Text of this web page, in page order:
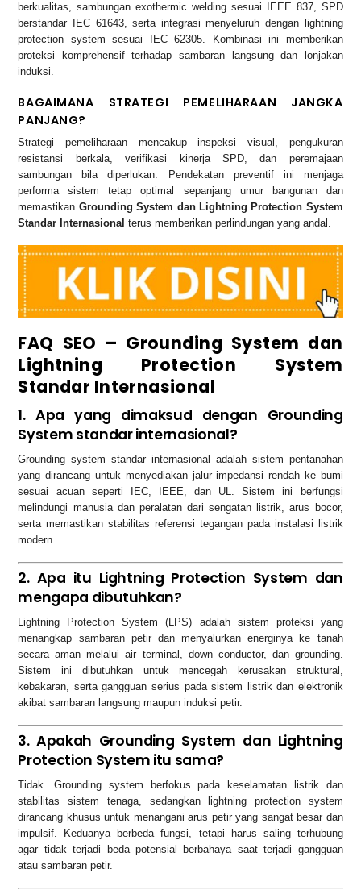
berkualitas, sambungan exothermic welding sesuai IEEE 837, SPD
berstandar IEC 61643, serta integrasi menyeluruh dengan lightning
protection system sesuai IEC 62305. Kombinasi ini memberikan
proteksi komprehensif terhadap sambaran langsung dan lonjakan
induksi.
BAGAIMANA STRATEGI PEMELIHARAAN JANGKA
PANJANG?
Strategi pemeliharaan mencakup inspeksi visual, pengukuran
resistansi berkala, verifikasi kinerja SPD, dan peremajaan
sambungan bila diperlukan. Pendekatan preventif ini menjaga
performa sistem tetap optimal sepanjang umur bangunan dan
memastikan Grounding System dan Lightning Protection System
Standar Internasional terus memberikan perlindungan yang andal.
FAQ SEO – Grounding System dan
Lightning Protection System
Standar Internasional
1. Apa yang dimaksud dengan Grounding
System standar internasional?
Grounding system standar internasional adalah sistem pentanahan
yang dirancang untuk menyediakan jalur impedansi rendah ke bumi
sesuai acuan seperti IEC, IEEE, dan UL. Sistem ini berfungsi
melindungi manusia dan peralatan dari sengatan listrik, arus bocor,
serta memastikan stabilitas referensi tegangan pada instalasi listrik
modern.
2. Apa itu Lightning Protection System dan
mengapa dibutuhkan?
Lightning Protection System (LPS) adalah sistem proteksi yang
menangkap sambaran petir dan menyalurkan energinya ke tanah
secara aman melalui air terminal, down conductor, dan grounding.
Sistem ini dibutuhkan untuk mencegah kerusakan struktural,
kebakaran, serta gangguan serius pada sistem listrik dan elektronik
akibat sambaran langsung maupun induksi petir.
3. Apakah Grounding System dan Lightning
Protection System itu sama?
Tidak. Grounding system berfokus pada keselamatan listrik dan
stabilitas sistem tenaga, sedangkan lightning protection system
dirancang khusus untuk menangani arus petir yang sangat besar dan
impulsif. Keduanya berbeda fungsi, tetapi harus saling terhubung
agar tidak terjadi beda potensial berbahaya saat terjadi gangguan
atau sambaran petir.